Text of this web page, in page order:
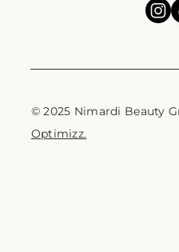
© 2025 Nimardi Beauty
Optimizz.